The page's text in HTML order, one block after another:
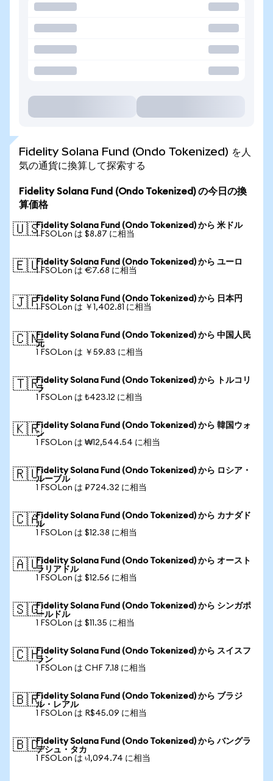
Fidelity Solana Fund (Ondo Tokenized) を人
気の通貨に換算して探索する
Fidelity Solana Fund (Ondo Tokenized) の今日の換
算価格
🇺🇸Fidelity Solana Fund (Ondo Tokenized) から 米ドル
1 FSOLon は $8.87 に相当
🇪🇺Fidelity Solana Fund (Ondo Tokenized) から ユーロ
1 FSOLon は €7.68 に相当
🇯🇵Fidelity Solana Fund (Ondo Tokenized) から 日本円
1 FSOLon は ￥1,402.81 に相当
🇨🇳Fidelity Solana Fund (Ondo Tokenized) から 中国人民
元
1 FSOLon は ￥59.83 に相当
🇹🇷Fidelity Solana Fund (Ondo Tokenized) から トルコリ
ラ
1 FSOLon は ₺423.12 に相当
🇰🇷Fidelity Solana Fund (Ondo Tokenized) から 韓国ウォ
ン
1 FSOLon は ₩12,544.54 に相当
🇷🇺Fidelity Solana Fund (Ondo Tokenized) から ロシア・
ルーブル
1 FSOLon は ₽724.32 に相当
🇨🇦Fidelity Solana Fund (Ondo Tokenized) から カナダド
ル
1 FSOLon は $12.38 に相当
🇦🇺Fidelity Solana Fund (Ondo Tokenized) から オースト
ラリアドル
1 FSOLon は $12.56 に相当
🇸🇬Fidelity Solana Fund (Ondo Tokenized) から シンガポ
ールドル
1 FSOLon は $11.35 に相当
🇨🇭Fidelity Solana Fund (Ondo Tokenized) から スイスフ
ラン
1 FSOLon は CHF 7.18 に相当
🇧🇷Fidelity Solana Fund (Ondo Tokenized) から ブラジ
ル・レアル
1 FSOLon は R$45.09 に相当
🇧🇩Fidelity Solana Fund (Ondo Tokenized) から バングラ
デシュ・タカ
1 FSOLon は ৳1,094.74 に相当